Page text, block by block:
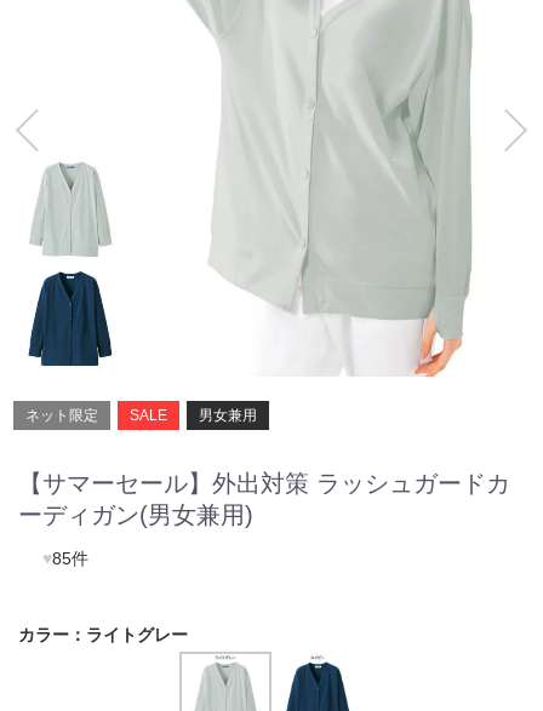
ネット限定 SALE 男女兼用
【サマーセール】外出対策 ラッシュガードカ
ーディガン(男女兼用)
♥85件
カラー： ライトグレー